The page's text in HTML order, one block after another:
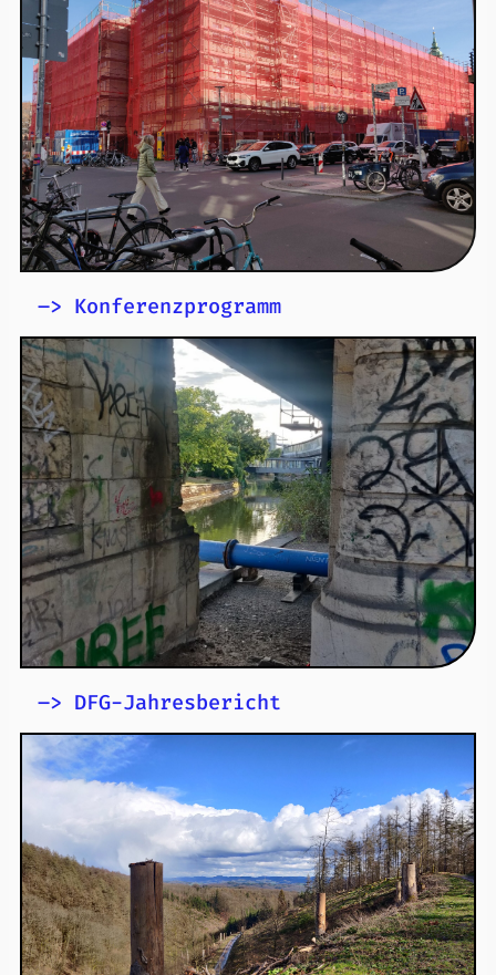
Reconsidering Legal Subjectivity In and
Through the Anthropocene
Wann?
27.-28. November 2025
Wo?
Goethe-Universität Frankfurt a.M.
Was?
internationale Konferenz
Mehr Infos zur
Veranstaltung
–> Konferenzprogramm
Reconsidering Legal Subjectivity In and
Through the Anthropocene
Das Konferenzprogramm ist online – schauen Sie rein! Auch
Gäste sind sehr herzlich willkommen.
Zur Veranstaltung & zum
Download
–> DFG-Jahresbericht
„Recht ist nicht nur Mittel zur Lösung, sondern
auch Teil des Problems“
Was?
Kurzer Beitrag über das Netzwerk
Wo?
DFG-Jahresbericht 2024, S. 68–70
Zum DFG-Jahresbericht